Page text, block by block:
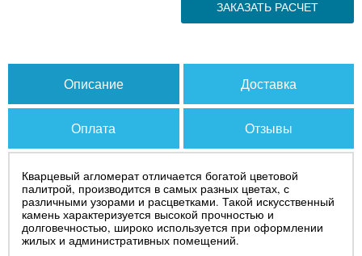
ЗАКАЗАТЬ РАСЧЕТ
Описание Доставка
Оплата Отзывы
Кварцевый агломерат отличается богатой цветовой
палитрой, производится в самых разных цветах, с
различными узорами и расцветками. Такой искусственный
камень характеризуется высокой прочностью и
долговечностью, широко используется при оформлении
жилых и административных помещений.